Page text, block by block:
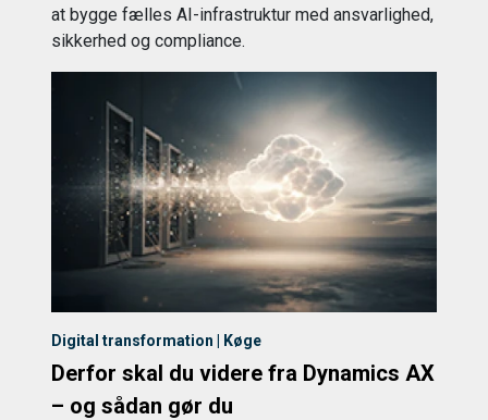
at bygge fælles AI-infrastruktur med ansvarlighed,
sikkerhed og compliance.
Digital transformation | Køge
Derfor skal du videre fra Dynamics AX
– og sådan gør du